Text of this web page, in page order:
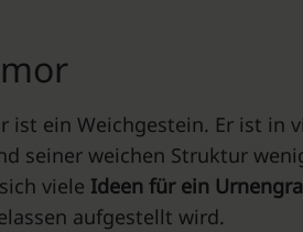
ist ein Weichgestein. Er ist in
seiner weichen Struktur
viele Ideen für ein
aufgestellt wird.